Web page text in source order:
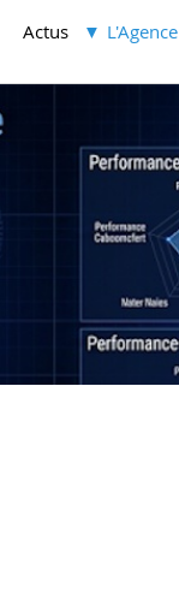
Actus L'Agence